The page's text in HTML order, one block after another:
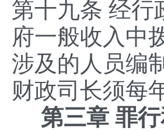
第十九条 经行
府一般收入中
涉及的人员编
财政司长须每
第三章 罪行